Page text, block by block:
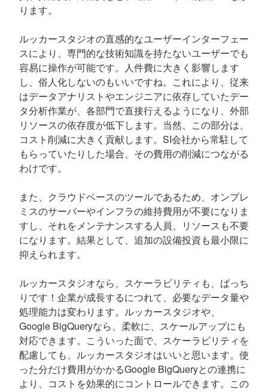
ります。
ルッカースタジオの直感的なユーザーインターフェー
スにより、専門的な技術知識を持たないユーザーでも
容易に操作が可能です。人件費に大きく影響します
し、俗人化しないのもいいですね。これにより、従来
はデータアナリストやエンジニアに依存していたデー
タ分析作業が、各部門で直接行えるようになり、外部
リソースの依存度が低下します。当然、この部分は、
コスト削減に大きく貢献します。SI会社から常駐して
もらっていたりした場合、その費用の削減につながる
わけです。
また、クラウドベースのツールであるため、オンプレ
ミスのサーバーやインフラの維持費用が不要になりま
すし、それをメンテナンスする人員、リソースも不要
になります。結果として、追加の設備投資も最小限に
抑えられます。
ルッカースタジオなら、スケーラビリティも、ばっち
りです！企業が成長するにつれて、必要なデータ量や
処理能力は変わります。ルッカースタジオや、
Google BigQueryなら、柔軟に、スケールアップにも
対応できます。こういった面で、スケーラビリティを
配慮しても、ルッカースタジオはいいと思います。使
った分だけ費用がかかるGoogle BigQueryとの連携に
より、コストを効果的にコントロールできます。この